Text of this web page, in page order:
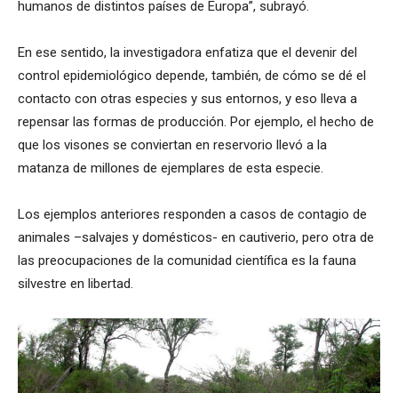
humanos de distintos países de Europa”, subrayó.
En ese sentido, la investigadora enfatiza que el devenir del
control epidemiológico depende, también, de cómo se dé el
contacto con otras especies y sus entornos, y eso lleva a
repensar las formas de producción. Por ejemplo, el hecho de
que los visones se conviertan en reservorio llevó a la
matanza de millones de ejemplares de esta especie.
Los ejemplos anteriores responden a casos de contagio de
animales –salvajes y domésticos- en cautiverio, pero otra de
las preocupaciones de la comunidad científica es la fauna
silvestre en libertad.